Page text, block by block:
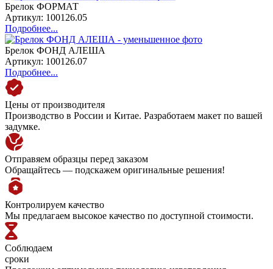
Брелок ФОРМАТ
Артикул: 100126.05
Подробнее...
Брелок ФОНД АЛЕША
Артикул: 100126.07
Подробнее...
Цены от производителя
Производство в России и Китае. Разработаем макет по вашей
задумке.
Отправяем образцы перед заказом
Обращайтесь — подскажем оригинальные решения!
Контролируем качество
Мы предлагаем высокое качество по доступной стоимости.
Соблюдаем
сроки